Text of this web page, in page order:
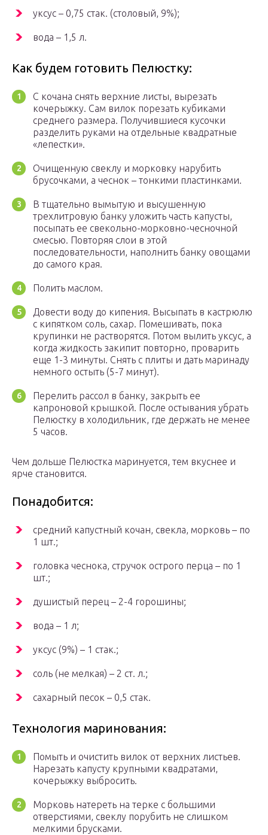
уксус – 0,75 стак. (столовый, 9%);
вода – 1,5 л.
Как будем готовить Пелюстку:
С кочана снять верхние листы, вырезать
кочерыжку. Сам вилок порезать кубиками
среднего размера. Получившиеся кусочки
разделить руками на отдельные квадратные
«лепестки».
Очищенную свеклу и морковку нарубить
брусочками, а чеснок – тонкими пластинками.
В тщательно вымытую и высушенную
трехлитровую банку уложить часть капусты,
посыпать ее свекольно-морковно-чесночной
смесью. Повторяя слои в этой
последовательности, наполнить банку овощами
до самого края.
Полить маслом.
Довести воду до кипения. Высыпать в кастрюлю
с кипятком соль, сахар. Помешивать, пока
крупинки не растворятся. Потом вылить уксус, а
когда жидкость закипит повторно, проварить
еще 1-3 минуты. Снять с плиты и дать маринаду
немного остыть (5-7 минут).
Перелить рассол в банку, закрыть ее
капроновой крышкой. После остывания убрать
Пелюстку в холодильник, где держать не менее
5 часов.
Чем дольше Пелюстка маринуется, тем вкуснее и
ярче становится.
Понадобится:
средний капустный кочан, свекла, морковь – по
1 шт.;
головка чеснока, стручок острого перца – по 1
шт.;
душистый перец – 2-4 горошины;
вода – 1 л;
уксус (9%) – 1 стак.;
соль (не мелкая) – 2 ст. л.;
сахарный песок – 0,5 стак.
Технология маринования:
Помыть и очистить вилок от верхних листьев.
Нарезать капусту крупными квадратами,
кочерыжку выбросить.
Морковь натереть на терке с большими
отверстиями, свеклу порубить не слишком
мелкими брусками.